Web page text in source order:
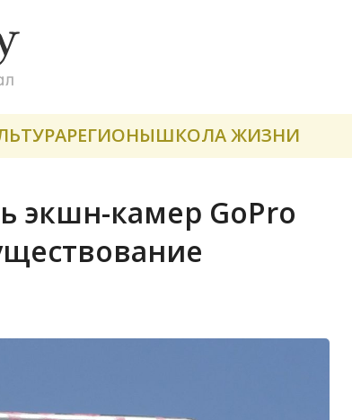
РЕГИОНЫШКОЛА ЖИЗНИ
экшн-камер GoPro